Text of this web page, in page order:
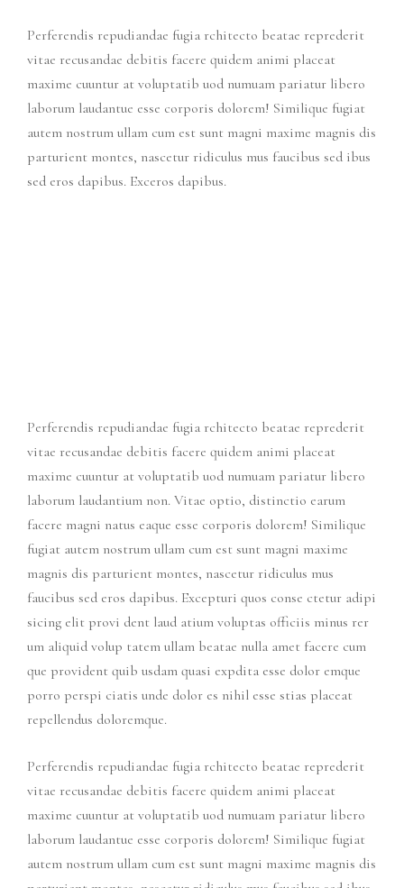
Perferendis repudiandae fugia rchitecto beatae reprederit
vitae recusandae debitis facere quidem animi placeat
maxime cuuntur at voluptatib uod numuam pariatur libero
laborum laudantue esse corporis dolorem! Similique fugiat
autem nostrum ullam cum est sunt magni maxime magnis dis
parturient montes, nascetur ridiculus mus faucibus sed ibus
sed eros dapibus. Exceros dapibus.
Perferendis repudiandae fugia rchitecto beatae reprederit
vitae recusandae debitis facere quidem animi placeat
maxime cuuntur at voluptatib uod numuam pariatur libero
laborum laudantium non. Vitae optio, distinctio earum
facere magni natus eaque esse corporis dolorem! Similique
fugiat autem nostrum ullam cum est sunt magni maxime
magnis dis parturient montes, nascetur ridiculus mus
faucibus sed eros dapibus. Excepturi quos conse ctetur adipi
sicing elit provi dent laud atium voluptas officiis minus rer
um aliquid volup tatem ullam beatae nulla amet facere cum
que provident quib usdam quasi expdita esse dolor emque
porro perspi ciatis unde dolor es nihil esse stias placeat
repellendus doloremque.
Perferendis repudiandae fugia rchitecto beatae reprederit
vitae recusandae debitis facere quidem animi placeat
maxime cuuntur at voluptatib uod numuam pariatur libero
laborum laudantue esse corporis dolorem! Similique fugiat
autem nostrum ullam cum est sunt magni maxime magnis dis